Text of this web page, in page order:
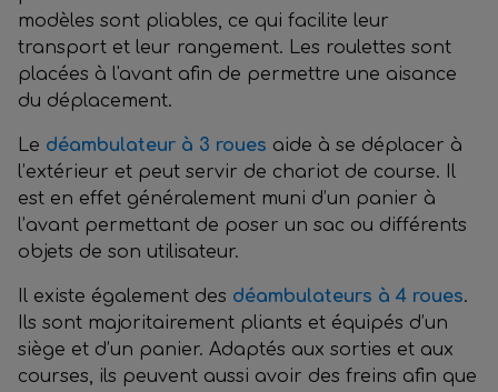
modèles sont pliables, ce qui facilite leur
transport et leur rangement. Les roulettes sont
placées à l'avant afin de permettre une aisance
du déplacement.
Le déambulateur à 3 roues aide à se déplacer à
l’extérieur et peut servir de chariot de course. Il
est en effet généralement muni d’un panier à
l’avant permettant de poser un sac ou différents
objets de son utilisateur.
Il existe également des déambulateurs à 4 roues.
Ils sont majoritairement pliants et équipés d’un
siège et d’un panier. Adaptés aux sorties et aux
courses, ils peuvent aussi avoir des freins afin que